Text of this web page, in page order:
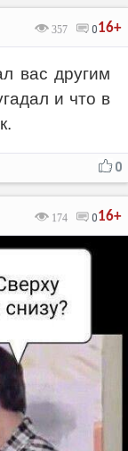
16+
357 0
вас другим
и что в
0
16+
174 0